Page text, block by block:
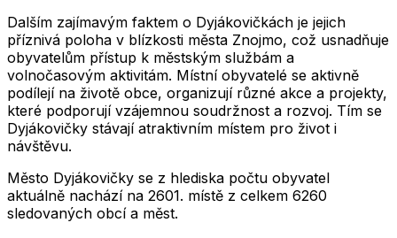
Dalším zajímavým faktem o Dyjákovičkách je jejich
příznivá poloha v blízkosti města Znojmo, což usnadňuje
obyvatelům přístup k městským službám a
volnočasovým aktivitám. Místní obyvatelé se aktivně
podílejí na životě obce, organizují různé akce a projekty,
které podporují vzájemnou soudržnost a rozvoj. Tím se
Dyjákovičky stávají atraktivním místem pro život i
návštěvu.
Město Dyjákovičky se z hlediska počtu obyvatel
aktuálně nachází na 2601. místě z celkem 6260
sledovaných obcí a měst.